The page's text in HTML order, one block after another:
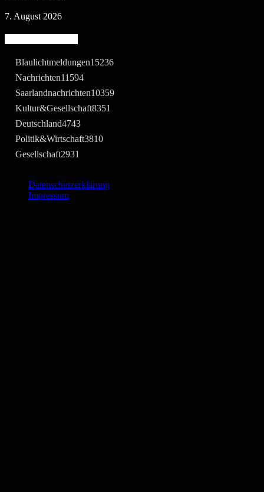
7. August 2026
Blaulichtmeldungen15236
Nachrichten11594
Saarlandnachrichten10359
Kultur&Gesellschaft8351
Deutschland4743
Politik&Wirtschaft3810
Gesellschaft2931
Datenschutzerklärung
Impressum